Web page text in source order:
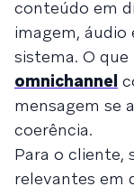
conteúdo em
imagem,
sistema. O
omnichannel
mensagem se
coerência.
Para o cliente,
relevantes em